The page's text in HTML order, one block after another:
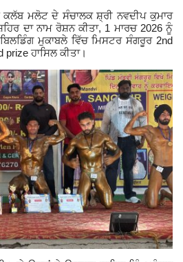
ਕਲੱਬ ਮਲੋਟ ਦੇ ਸੰਚਾਲਕ ਸ਼੍ਰੀ ਨਵਦੀਪ ਕੁਮਾਰ
ਦਾ ਨਾਮ ਰੋਸ਼ਨ ਕੀਤਾ, 1 ਮਾਰਚ 2026ਨੂੰ
ਮੁਕਾਬਲੇ ਵਿੱਚ ਮਿਸਟਰ ਸੰਗਰੂਰ 2nd
prize ਹਾਸਿਲ ਕੀਤਾ।